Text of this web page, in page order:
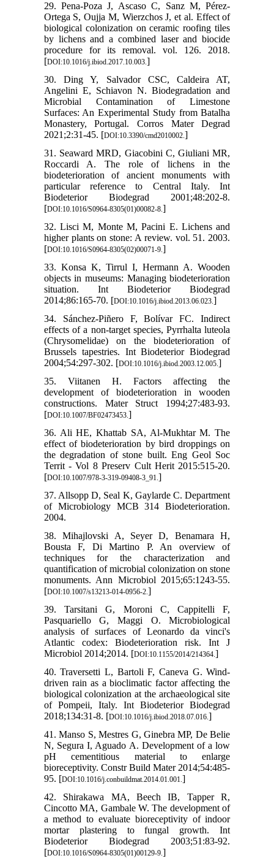
29. Pena-Poza J, Ascaso C, Sanz M, Pérez-
Ortega S, Oujja M, Wierzchos J, et al. Effect of
biological colonization on ceramic roofing tiles
by lichens and a combined laser and biocide
procedure for its removal. vol. 126. 2018.
[DOI:10.1016/j.ibiod.2017.10.003.]
30. Ding Y, Salvador CSC, Caldeira AT,
Angelini E, Schiavon N. Biodegradation and
Microbial Contamination of Limestone
Surfaces: An Experimental Study from Batalha
Monastery, Portugal. Corros Mater Degrad
2021;2:31-45. [DOI:10.3390/cmd2010002.]
31. Seaward MRD, Giacobini C, Giuliani MR,
Roccardi A. The role of lichens in the
biodeterioration of ancient monuments with
particular reference to Central Italy. Int
Biodeterior Biodegrad 2001;48:202-8.
[DOI:10.1016/S0964-8305(01)00082-8.]
32. Lisci M, Monte M, Pacini E. Lichens and
higher plants on stone: A review. vol. 51. 2003.
[DOI:10.1016/S0964-8305(02)00071-9.]
33. Konsa K, Tirrul I, Hermann A. Wooden
objects in museums: Managing biodeterioration
situation. Int Biodeterior Biodegrad
2014;86:165-70. [DOI:10.1016/j.ibiod.2013.06.023.]
34. Sánchez-Piñero F, Bolívar FC. Indirect
effects of a non-target species, Pyrrhalta luteola
(Chrysomelidae) on the biodeterioration of
Brussels tapestries. Int Biodeterior Biodegrad
2004;54:297-302. [DOI:10.1016/j.ibiod.2003.12.005.]
35. Viitanen H. Factors affecting the
development of biodeterioration in wooden
constructions. Mater Struct 1994;27:483-93.
[DOI:10.1007/BF02473453.]
36. Ali HE, Khattab SA, Al-Mukhtar M. The
effect of biodeterioration by bird droppings on
the degradation of stone built. Eng Geol Soc
Territ - Vol 8 Preserv Cult Herit 2015:515-20.
[DOI:10.1007/978-3-319-09408-3_91.]
37. Allsopp D, Seal K, Gaylarde C. Department
of Microbiology MCB 314 Biodeterioration.
2004.
38. Mihajlovski A, Seyer D, Benamara H,
Bousta F, Di Martino P. An overview of
techniques for the characterization and
quantification of microbial colonization on stone
monuments. Ann Microbiol 2015;65:1243-55.
[DOI:10.1007/s13213-014-0956-2.]
39. Tarsitani G, Moroni C, Cappitelli F,
Pasquariello G, Maggi O. Microbiological
analysis of surfaces of Leonardo da vinci's
Atlantic codex: Biodeterioration risk. Int J
Microbiol 2014;2014. [DOI:10.1155/2014/214364.]
40. Traversetti L, Bartoli F, Caneva G. Wind-
driven rain as a bioclimatic factor affecting the
biological colonization at the archaeological site
of Pompeii, Italy. Int Biodeterior Biodegrad
2018;134:31-8. [DOI:10.1016/j.ibiod.2018.07.016.]
41. Manso S, Mestres G, Ginebra MP, De Belie
N, Segura I, Aguado A. Development of a low
pH cementitious material to enlarge
bioreceptivity. Constr Build Mater 2014;54:485-
95. [DOI:10.1016/j.conbuildmat.2014.01.001.]
42. Shirakawa MA, Beech IB, Tapper R,
Cincotto MA, Gambale W. The development of
a method to evaluate bioreceptivity of indoor
mortar plastering to fungal growth. Int
Biodeterior Biodegrad 2003;51:83-92.
[DOI:10.1016/S0964-8305(01)00129-9.]